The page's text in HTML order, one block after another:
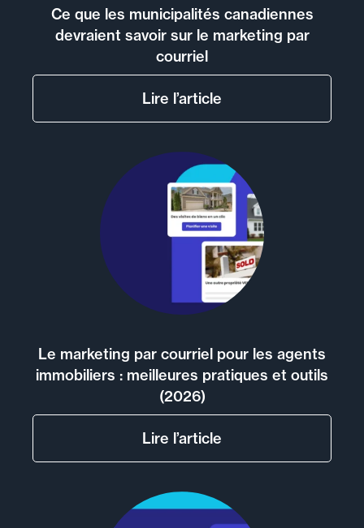
Ce que les municipalités canadiennes
devraient savoir sur le marketing par
courriel
Lire l’article
Le marketing par courriel pour les agents
immobiliers : meilleures pratiques et outils
(2026)
Lire l’article